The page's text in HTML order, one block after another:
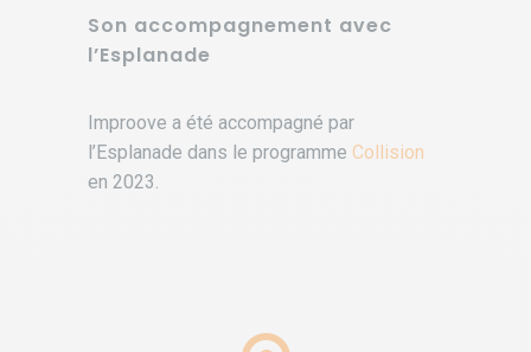
Son accompagnement avec
l’Esplanade
Improove a été accompagné par
l’Esplanade dans le programme Collision
en 2023.